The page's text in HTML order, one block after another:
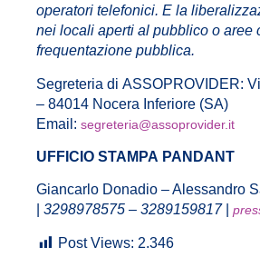
operatori telefonici. E la
nei locali aperti al pubblico o aree
frequentazione pubblica.
Segreteria di ASSOPROVIDER:
– 84014 Nocera Inferiore (SA)
Email: segreteria@assoprovider.it
UFFICIO STAMPA PANDANT
Giancarlo Donadio – Alessandro
3298978575 – 3289159817
Post Views: 2.346